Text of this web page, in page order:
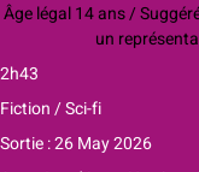
Âge légal 14 ans /
un
2h43
Fiction / Sci-fi
Sortie : 26 May 2026